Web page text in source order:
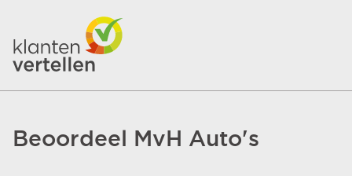
Beoordeel MvH Auto's